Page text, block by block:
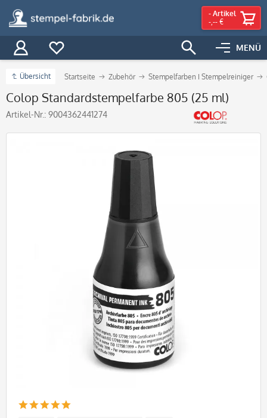
MENÜ
- Artikel
-,-- €
Übersicht Startseite Zubehör Stempelfarben I Stempelreiniger
Colop Standardstempelfarbe 805 (25 ml)
Artikel-Nr.: 9004362441274